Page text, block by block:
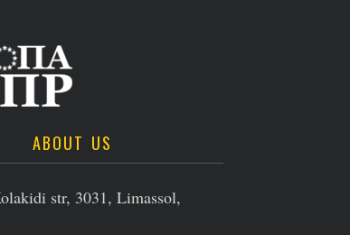
ABOUT US
str, 3031, Limassol,